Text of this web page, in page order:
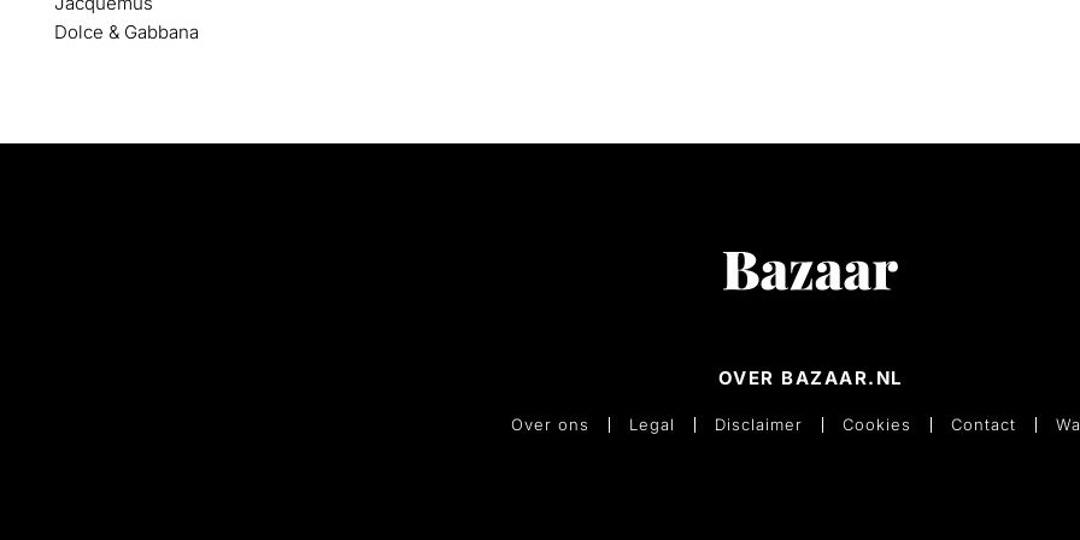
Dolce & Gabbana
OVER BAZAAR.NL
Over ons Legal Disclaimer Cookies Contact